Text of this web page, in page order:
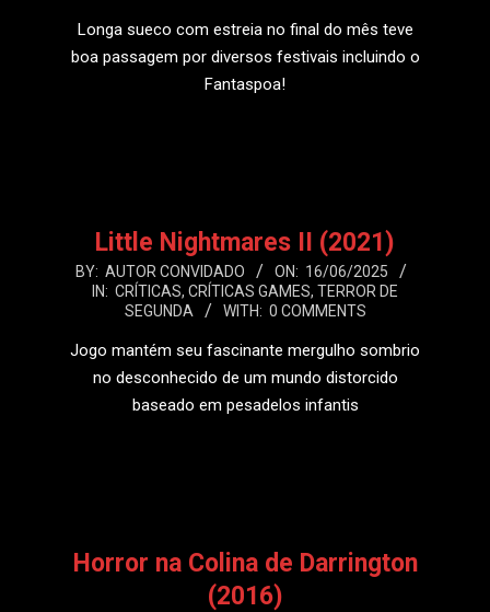
06Longa sueco com estreia no final do mês teve
boa passagem por diversos festivais incluindo o
Fantaspoa!
Little Nightmares II (2021)
2025-
BY: AUTOR CONVIDADO ON: 16/06/2025
IN: CRÍTICAS, CRÍTICAS GAMES, TERROR DE
SEGUNDA
WITH: 0 COMMENTS
Jogo mantém seu fascinante mergulho sombrio
no desconhecido de um mundo distorcido
baseado em pesadelos infantis
Horror na Colina de Darrington
(2016)